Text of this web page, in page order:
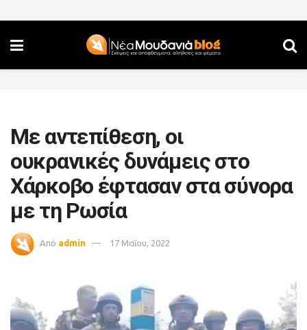
Με αντεπίθεση, οι
ουκρανικές δυνάμεις στο
Χάρκοβο έφτασαν στα σύνορα
με τη Ρωσία
Από admin 17 Μαΐου, 2022